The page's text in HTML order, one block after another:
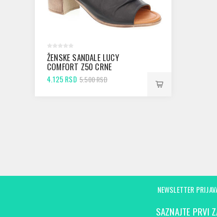
ŽENSKE SANDALE LUCY
COMFORT Z50 CRNE
4.125 RSD 5.500 RSD
NEWSLETTER
SAZNAJTE PRVI